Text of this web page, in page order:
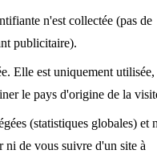
n'est collectée (pas de
publicitaire).
Elle est uniquement utilisée,
le pays d'origine de la
(statistiques globales) et
ni de vous suivre d'un site à